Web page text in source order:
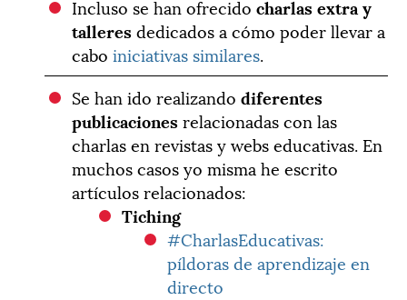
Incluso se han ofrecidocharlas extra y
talleresdedicados a cómo poder llevar a
caboiniciativas similares.
Se han ido realizandodiferentes
publicacionesrelacionadas con las
charlas en revistas y webs educativas. En
muchos casos yo misma he escrito
artículos relacionados:
Tiching
#CharlasEducativas:
píldoras de aprendizaje en
directo